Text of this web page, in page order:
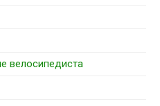
велосипедиста